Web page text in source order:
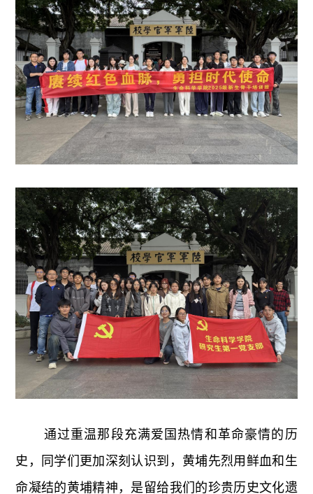
通过重温那段充满爱国热情和革命豪情的历
史，同学们更加深刻认识到，黄埔先烈用鲜血和生
命凝结的黄埔精神，是留给我们的珍贵历史文化遗